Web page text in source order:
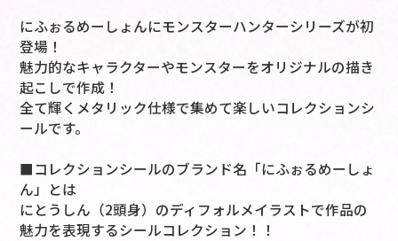
にふぉるめーしょんにモンスターハンターシリーズが初
登場！
魅力的なキャラクターやモンスターをオリジナルの描き
起こしで作成！
全て輝くメタリック仕様で集めて楽しいコレクションシ
ールです。
■コレクションシールのブランド名「にふぉるめーしょ
ん」とは
にとうしん（2頭身）のディフォルメイラストで作品の
魅力を表現するシールコレクション！！